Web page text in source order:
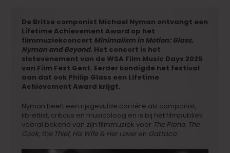
De Britse componist Michael Nyman ontvangt een
Lifetime Achievement Award op het
filmmuziekconcert Minimalism in Motion: Glass,
Nyman and Beyond. Het concert is het
slotevenement van de WSA Film Music Days 2025
van Film Fest Gent. Eerder kondigde het festival
aan dat ook Philip Glass een Lifetime
Achievement Award krijgt.
Nyman heeft een rijkgevulde carrière als componist,
librettist, criticus en musicoloog en is bij het filmpubliek
vooral bekend van zijn filmmuziek voor The Piano, The
Cook, the Thief, His Wife & Her Loveren Gattaca.